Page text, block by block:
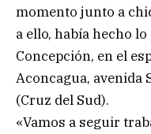
momento junto a
a ello, había hecho
Concepción, en el
Aconcagua, avenida
(Cruz del Sud).
«Vamos a seguir